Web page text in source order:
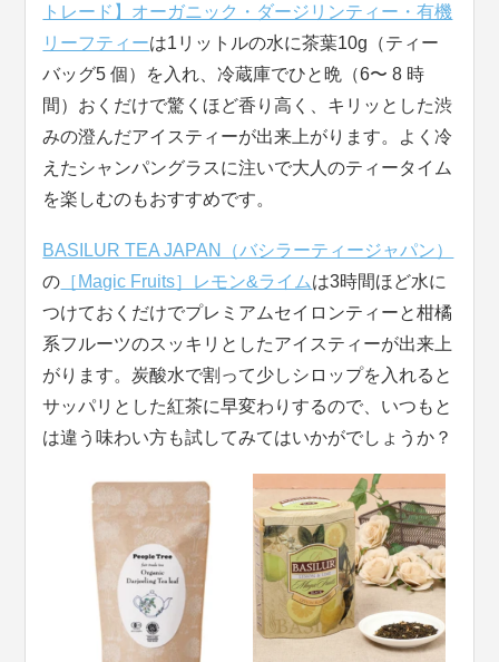
トレード】オーガニック・ダージリンティー・有機
リーフティーは1リットルの水に茶葉10g（ティー
バッグ5 個）を入れ、冷蔵庫でひと晩（6〜 8 時
間）おくだけで驚くほど香り高く、キリッとした渋
みの澄んだアイスティーが出来上がります。よく冷
えたシャンパングラスに注いで大人のティータイム
を楽しむのもおすすめです。
BASILUR TEA JAPAN（バシラーティージャパン）
の ［Magic Fruits］レモン&ライムは3時間ほど水に
つけておくだけでプレミアムセイロンティーと柑橘
系フルーツのスッキリとしたアイスティーが出来上
がります。炭酸水で割って少しシロップを入れると
サッパリとした紅茶に早変わりするので、いつもと
は違う味わい方も試してみてはいかがでしょうか？